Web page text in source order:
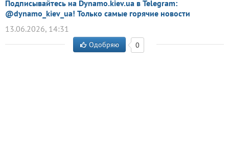
Подписывайтесь на Dynamo.kiev.ua в Telegram:
@dynamo_kiev_ua! Только самые горячие новости
13.06.2026, 14:31
Одобряю 0